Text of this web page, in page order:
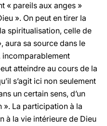
« pareils aux anges »
». On peut en tirer la
spiritualisation, celle de
aura sa source dans le
incomparablement
atteindre au cours de la
s’agit ici non seulement
un certain sens, d’un
». La participation à la
à la vie intérieure de Dieu